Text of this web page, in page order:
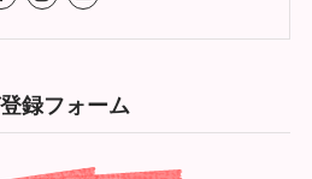
録フォーム